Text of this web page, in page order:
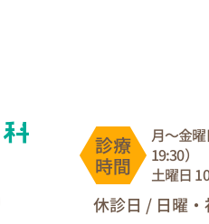
月〜金
19:30）
土曜日
休診日 / 日曜・